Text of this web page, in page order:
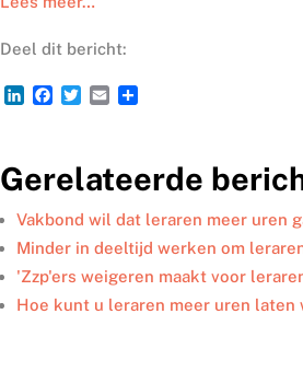
Deel dit bericht:
L
e
d
I
n
F
b
o
o
k
T
t
e
r
E
l
n
Gerelateerde
Vakbond wil dat leraren meer uren
Minder in deeltijd werken om
'Zzp'ers weigeren maakt voor
Hoe kunt u leraren meer uren laten